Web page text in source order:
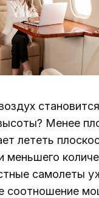
Менее
лететь
меньшего
самолеты
соотношение